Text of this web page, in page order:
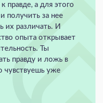
правде, а для этого
получить за нее
их различать. И
опыта открывает
Ты
правду и ложь в
чувствуешь уже